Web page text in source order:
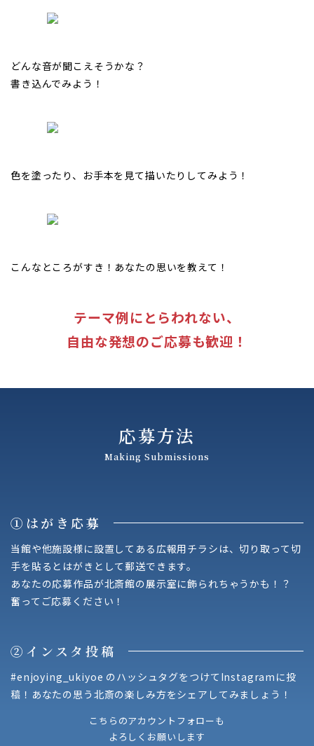
どんな音が聞こえそうかな？
書き込んでみよう！
色を塗ったり、お手本を見て描いたりしてみよう！
こんなところがすき！あなたの思いを教えて！
テーマ例にとらわれない、
自由な発想のご応募も歓迎！
応募方法
Making Submissions
①はがき応募
当館や他施設様に設置してある広報用チラシは、切り取って切
手を貼るとはがきとして郵送できます。
あなたの応募作品が北斎館の展示室に飾られちゃうかも！？
奮ってご応募ください！
②インスタ投稿
#enjoying_ukiyoe のハッシュタグをつけてInstagramに投
稿！ あなたの思う北斎の楽しみ方をシェアしてみましょう！
こちらのアカウントフォローも
よろしくお願いします